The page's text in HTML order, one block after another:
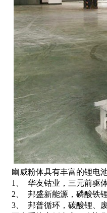
幽威粉体具有丰富的锂电
1、 华友钴业，三元前驱
2、 邦盛新能源，磷酸铁
3、 邦普循环，碳酸锂、